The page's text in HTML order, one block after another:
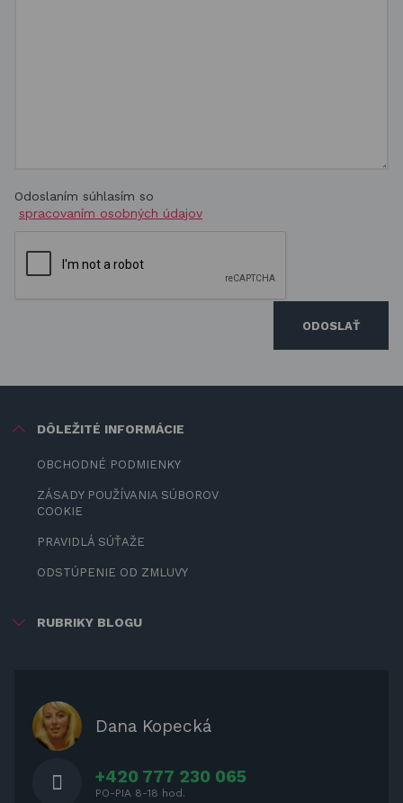
Odoslaním súhlasím so
spracovaním osobných údajov
ODOSLAŤ
DÔLEŽITÉ INFORMÁCIE
OBCHODNÉ PODMIENKY
ZÁSADY POUŽÍVANIA SÚBOROV
COOKIE
PRAVIDLÁ SÚŤAŽE
ODSTÚPENIE OD ZMLUVY
RUBRIKY BLOGU
OCHRANNÉ KRYTY PRE
ZÁHRADNÝ NÁBYTOK
Dana Kopecká
+420 777 230 065
PO-PIA 8-18 hod.